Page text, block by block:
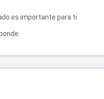
es importante para ti